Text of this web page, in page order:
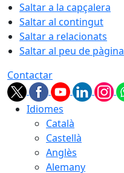
Saltar a la capçalera
Saltar al contingut
Saltar a relacionats
Saltar al peu de pàgina
Contactar
Idiomes
Català
Castellà
Anglès
Alemany